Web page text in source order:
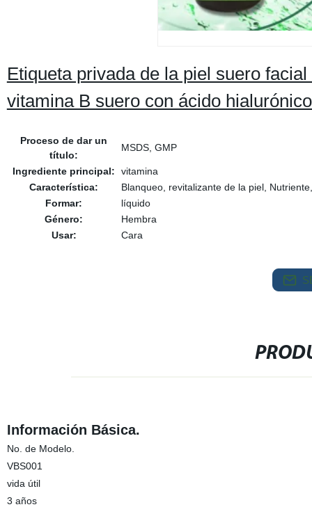
Etiqueta privada de la piel suero
vitamina B suero con ácido
Proceso de dar un
título:
MSDS, GMP
Ingrediente principal:
vitamina
Característica:
Blanqueo, revitalizante de la piel,
Formar:
líquido
Género:
Hembra
Usar:
Cara
Información Básica.
No. de Modelo.
VBS001
vida útil
3 años